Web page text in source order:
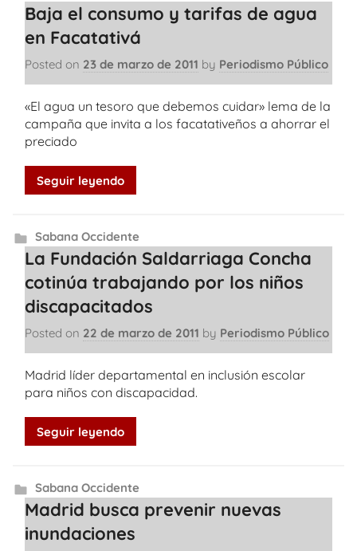
Baja el consumo y tarifas de agua
en Facatativá
Posted on 23 de marzo de 2011 by Periodismo Público
«El agua un tesoro que debemos cuidar» lema de la
campaña que invita a los facatativeños a ahorrar el
preciado
Seguir leyendo
Sabana Occidente
La Fundación Saldarriaga Concha
cotinúa trabajando por los niños
discapacitados
Posted on 22 de marzo de 2011 by Periodismo Público
Madrid líder departamental en inclusión escolar
para niños con discapacidad.
Seguir leyendo
Sabana Occidente
Madrid busca prevenir nuevas
inundaciones